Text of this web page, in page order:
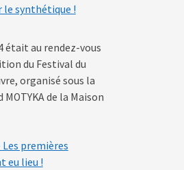
le synthétique !
était au rendez-vous
du Festival du
organisé sous la
de la Maison
premières
eu lieu !